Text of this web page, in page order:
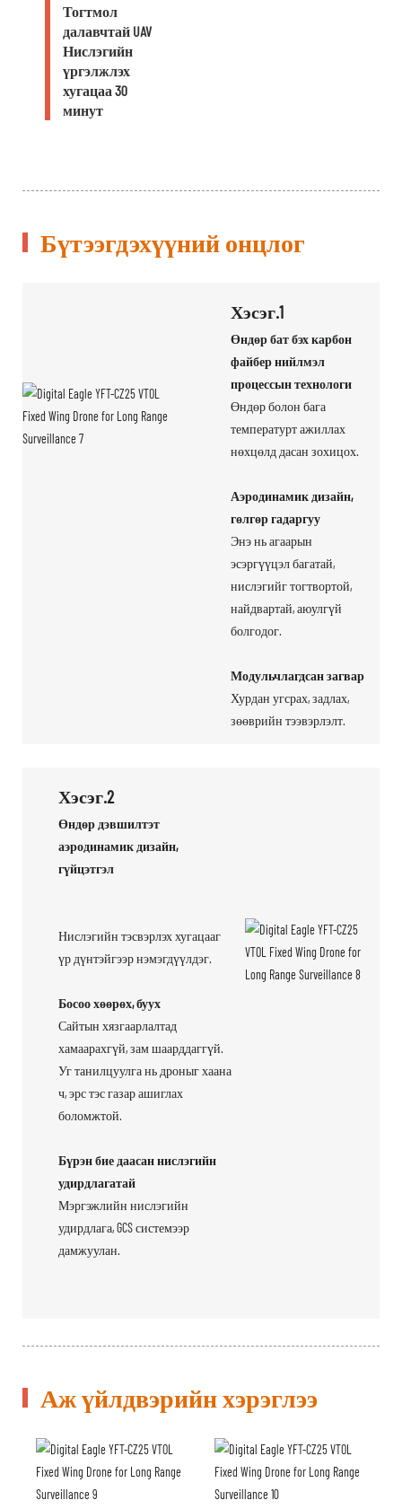
Тогтмол
далавчтай UAV
Нислэгийн
үргэлжлэх
хугацаа 30
минут
Бүтээгдэхүүний онцлог
Хэсэг.1
Өндөр бат бэх карбон
файбер нийлмэл
процессын технологи
Өндөр болон бага
температурт ажиллах
нөхцөлд дасан зохицох.
Аэродинамик дизайн,
гөлгөр гадаргуу
Энэ нь агаарын
эсэргүүцэл багатай,
нислэгийг тогтвортой,
найдвартай, аюулгүй
болгодог.
Модульчлагдсан загвар
Хурдан угсрах, задлах,
зөөврийн тээвэрлэлт.
Хэсэг.2
Өндөр дэвшилтэт
аэродинамик дизайн,
гүйцэтгэл
Нислэгийн тэсвэрлэх хугацааг
үр дүнтэйгээр нэмэгдүүлдэг.
Босоо хөөрөх, буух
Сайтын хязгаарлалтад
хамаарахгүй, зам шаарддаггүй.
Уг танилцуулга нь дроныг хаана
ч, эрс тэс газар ашиглах
боломжтой.
Бүрэн бие даасан нислэгийн
удирдлагатай
Мэргэжлийн нислэгийн
удирдлага, GCS системээр
дамжуулан.
Аж үйлдвэрийн хэрэглээ